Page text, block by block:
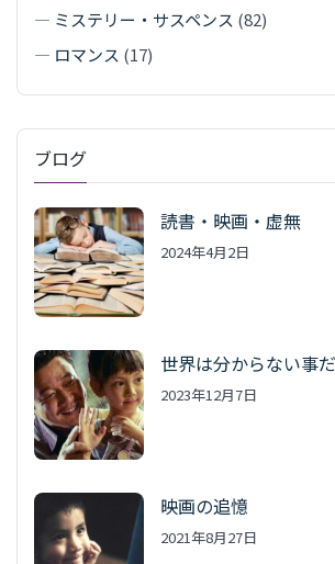
— ミステリー・サスペンス (82)
— ロマンス (17)
ブログ
読書・映画・虚無
2024年4月2日
世界は分からない事
2023年12月7日
映画の追憶
2021年8月27日